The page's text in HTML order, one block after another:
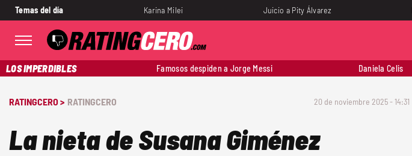
Temas del día Karina Milei Juicio a Pity Álvarez
LOS IMPERDIBLES Famosos despiden a Jorge Messi Daniela Celis
RATINGCERO > RATINGCERO 20 de noviembre 2025 - 14:31
La nieta de Susana Giménez